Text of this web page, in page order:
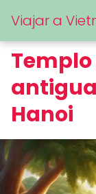
Viajar a
Hanoi